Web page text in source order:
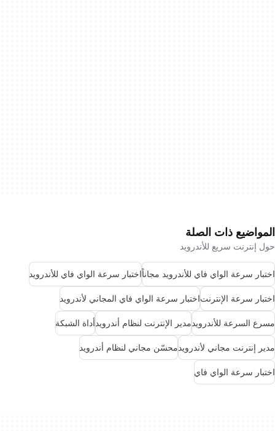
المواضيع ذات الصلة
حول إنترنت سريع للأندرويد
اختبار سرعة الواي فاي للأندرويد مجاناًاختبار سرعة الواي فاي للأندرويد
اختبار سرعة الإنترنتاختبار سرعة الواي فاي المجاني لأندرويد
مسرع السرعة للأندرويدمدير الإنترنت لنظام أندرويدأداة الشبكة
مدير إنترنت مجاني لأندرويدمحسّن مجاني لنظام أندرويد
اختبار سرعة الواي فاي